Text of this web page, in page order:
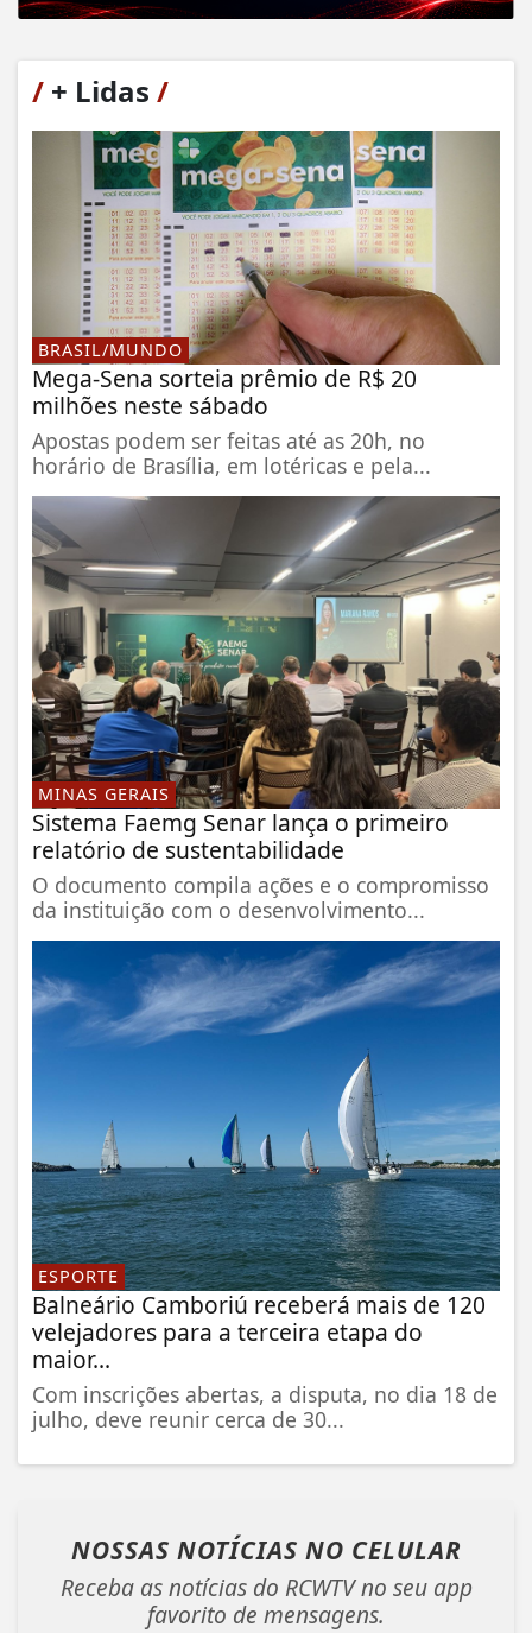
/ + Lidas /
BRASIL/MUNDO
Mega-Sena sorteia prêmio de R$ 20
milhões neste sábado
Apostas podem ser feitas até as 20h, no
horário de Brasília, em lotéricas e pela...
MINAS GERAIS
Sistema Faemg Senar lança o primeiro
relatório de sustentabilidade
O documento compila ações e o compromisso
da instituição com o desenvolvimento...
ESPORTE
Balneário Camboriú receberá mais de 120
velejadores para a terceira etapa do
maior...
Com inscrições abertas, a disputa, no dia 18 de
julho, deve reunir cerca de 30...
NOSSAS NOTÍCIAS NO CELULAR
Receba as notícias do RCWTV no seu app
favorito de mensagens.